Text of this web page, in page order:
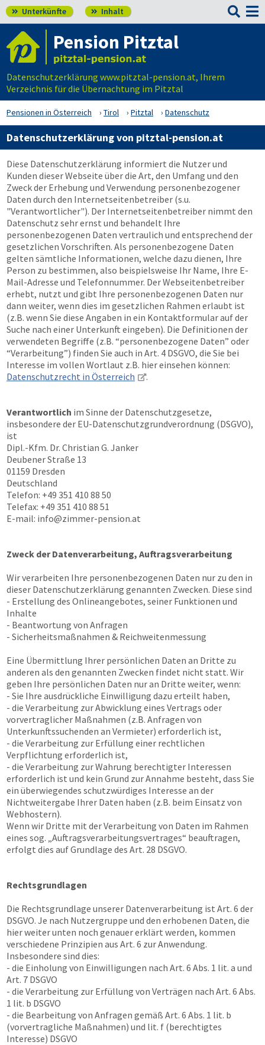
 Unterkünfte  Inhalt 
Pension Pitztal
Datenschutzerklärung www.pitztal-pension.at, Ihrem
Verzeichnis für die Übernachtung im Pitztal
Pensionen in Österreich Tirol Pitztal Datenschutz
Datenschutzerklärung von pitztal-pension.at
Diese Datenschutzerklärung informiert die Nutzer und
Kunden dieser Webseite über die Art, den Umfang und den
Zweck der Erhebung und Verwendung personenbezogener
Daten durch den Internetseitenbetreiber (s.u.
"Verantwortlicher"). Der Internetseitenbetreiber nimmt den
Datenschutz sehr ernst und behandelt Ihre
personenbezogenen Daten vertraulich und entsprechend der
gesetzlichen Vorschriften. Als personenbezogene Daten
gelten sämtliche Informationen, welche dazu dienen, Ihre
Person zu bestimmen, also beispielsweise Ihr Name, Ihre E-
Mail-Adresse und Telefonnummer. Der Webseitenbetreiber
erhebt, nutzt und gibt Ihre personenbezogenen Daten nur
dann weiter, wenn dies im gesetzlichen Rahmen erlaubt ist
(z.B. wenn Sie diese Angaben in ein Kontaktformular auf der
Suche nach einer Unterkunft eingeben). Die Definitionen der
verwendeten Begriffe (z.B. “personenbezogene Daten” oder
“Verarbeitung”) finden Sie auch in Art. 4 DSGVO, die Sie bei
Interesse im vollen Wortlaut z.B. hier einsehen können:
Datenschutzrecht in Österreich
.
Verantwortlich im Sinne der Datenschutzgesetze,
insbesondere der EU-Datenschutzgrundverordnung (DSGVO),
ist
Dipl.-Kfm. Dr. Christian G. Janker
Deubener Straße 13
01159 Dresden
Deutschland
Telefon: +49 351 410 88 50
Telefax: +49 351 410 88 51
E-mail: info@zimmer-pension.at
Zweck der Datenverarbeitung, Auftragsverarbeitung
Wir verarbeiten Ihre personenbezogenen Daten nur zu den in
dieser Datenschutzerklärung genannten Zwecken. Diese sind
- Erstellung des Onlineangebotes, seiner Funktionen und
Inhalte
- Beantwortung von Anfragen
- Sicherheitsmaßnahmen & Reichweitenmessung
Eine Übermittlung Ihrer persönlichen Daten an Dritte zu
anderen als den genannten Zwecken findet nicht statt. Wir
geben Ihre persönlichen Daten nur an Dritte weiter, wenn:
- Sie Ihre ausdrückliche Einwilligung dazu erteilt haben,
- die Verarbeitung zur Abwicklung eines Vertrags oder
vorvertraglicher Maßnahmen (z.B. Anfragen von
Unterkunftssuchenden an Vermieter) erforderlich ist,
- die Verarbeitung zur Erfüllung einer rechtlichen
Verpflichtung erforderlich ist,
- die Verarbeitung zur Wahrung berechtigter Interessen
erforderlich ist und kein Grund zur Annahme besteht, dass Sie
ein überwiegendes schutzwürdiges Interesse an der
Nichtweitergabe Ihrer Daten haben (z.B. beim Einsatz von
Webhostern).
Wenn wir Dritte mit der Verarbeitung von Daten im Rahmen
eines sog. „Auftragsverarbeitungsvertrages“ beauftragen,
erfolgt dies auf Grundlage des Art. 28 DSGVO.
Rechtsgrundlagen
Die Rechtsgrundlage unserer Datenverarbeitung ist Art. 6 der
DSGVO. Je nach Nutzergruppe und den erhobenen Daten, die
hier weiter unten noch genauer erklärt werden, kommen
verschiedene Prinzipien aus Art. 6 zur Anwendung.
Insbesondere sind dies:
- die Einholung von Einwilligungen nach Art. 6 Abs. 1 lit. a und
Art. 7 DSGVO
- die Verarbeitung zur Erfüllung von Verträgen nach Art. 6 Abs.
1 lit. b DSGVO
- die Bearbeitung von Anfragen gemäß Art. 6 Abs. 1 lit. b
(vorvertragliche Maßnahmen) und lit. f (berechtigtes
Interesse) DSGVO